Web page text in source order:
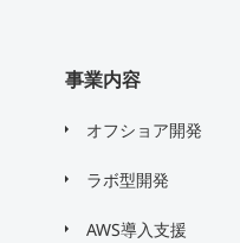
事業内容
オフショア開発
ラボ型開発
AWS導入支援